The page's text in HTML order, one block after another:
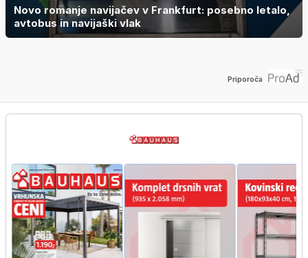
Novo romanje navijačev v Frankfurt: posebno letalo,
avtobus in navijaški vlak
Priporoča